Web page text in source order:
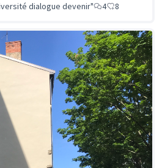
dialogue devenir" 4 8